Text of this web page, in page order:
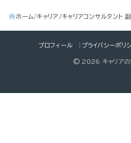
ホーム キャリア キャリアコンサルタント
プロフィール プライバシーポリ
© 2026 キャリアの